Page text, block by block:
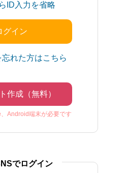
ID入力を省略
忘れた方はこちら
作成（無料）
Android端末が必要です
でログイン